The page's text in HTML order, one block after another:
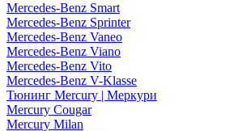
Mercedes-Benz Smart
Mercedes-Benz Sprinter
Mercedes-Benz Vaneo
Mercedes-Benz Viano
Mercedes-Benz Vito
Mercedes-Benz V-Klasse
Тюнинг Mercury | Меркури
Mercury Cougar
Mercury Milan